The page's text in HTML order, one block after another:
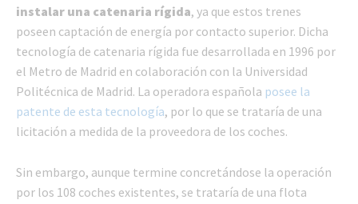
instalar una catenaria rígida, ya que estos trenes
poseen captación de energía por contacto superior. Dicha
tecnología de catenaria rígida fue desarrollada en 1996 por
el Metro de Madrid en colaboración con la Universidad
Politécnica de Madrid. La operadora española posee la
patente de esta tecnología, por lo que se trataría de una
licitación a medida de la proveedora de los coches.
Sin embargo, aunque termine concretándose la operación
por los 108 coches existentes, se trataría de una flota